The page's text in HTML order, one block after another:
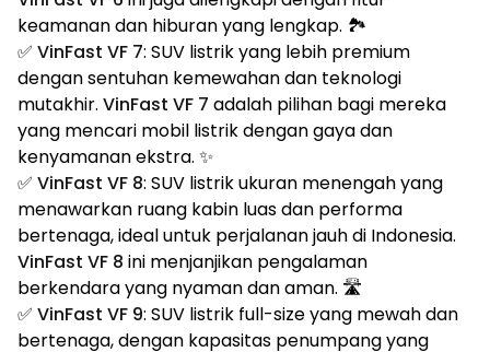
keamanan dan hiburan yang lengkap. 🏞️
✅ VinFast VF 7: SUV listrik yang lebih premium
dengan sentuhan kemewahan dan teknologi
mutakhir. VinFast VF 7 adalah pilihan bagi mereka
yang mencari mobil listrik dengan gaya dan
kenyamanan ekstra. ✨
✅ VinFast VF 8: SUV listrik ukuran menengah yang
menawarkan ruang kabin luas dan performa
bertenaga, ideal untuk perjalanan jauh di Indonesia.
VinFast VF 8 ini menjanjikan pengalaman
berkendara yang nyaman dan aman. 🛣️
✅ VinFast VF 9: SUV listrik full-size yang mewah dan
bertenaga, dengan kapasitas penumpang yang